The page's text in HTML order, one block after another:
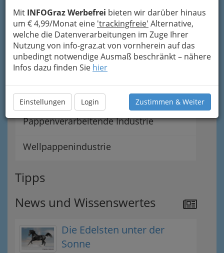
Mit INFOGraz Werbefrei bieten wir darüber hinaus
um € 4,99/Monat eine 'trackingfreie' Alternative,
welche die Datenverarbeitungen im Zuge Ihrer
Nutzung von info-graz.at von vornherein auf das
unbedingt notwendige Ausmaß beschränkt – nähere
Infos dazu finden Sie hier
Einstellungen Login Zustimmen & Weiter
Buchbinder - industriell
Fachvertretung der Papier und Pappe
verarbeitenden Industrie
Kartonagenerzeugung
Papierverarbeitende Industrie
Pappenverarbeitende Industrie
Wellpappenindustrie
Tipps
News und Wissenswertes
Die Edelsten unter der
Sonne